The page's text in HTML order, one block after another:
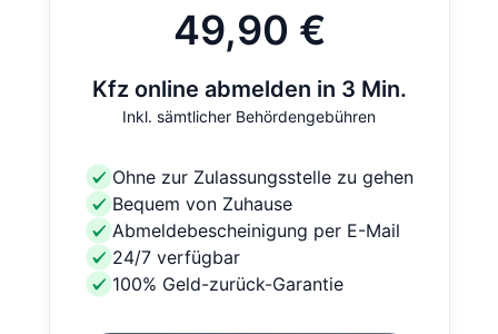
49,90 €
Kfz online abmelden in 3 Min.
Inkl. sämtlicher Behördengebühren
Ohne zur Zulassungsstelle zu gehen
Bequem von Zuhause
Abmeldebescheinigung per E-Mail
24/7 verfügbar
100% Geld-zurück-Garantie